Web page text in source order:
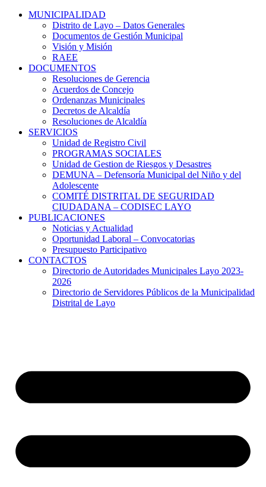
MUNICIPALIDAD
Distrito de Layo – Datos Generales
Documentos de Gestión Municipal
Visión y Misión
RAEE
DOCUMENTOS
Resoluciones de Gerencia
Acuerdos de Concejo
Ordenanzas Municipales
Decretos de Alcaldía
Resoluciones de Alcaldía
SERVICIOS
Unidad de Registro Civil
PROGRAMAS SOCIALES
Unidad de Gestion de Riesgos y Desastres
DEMUNA – Defensoría Municipal del Niño y del
Adolescente
COMITÉ DISTRITAL DE SEGURIDAD
CIUDADANA – CODISEC LAYO
PUBLICACIONES
Noticias y Actualidad
Oportunidad Laboral – Convocatorias
Presupuesto Participativo
CONTACTOS
Directorio de Autoridades Municipales Layo 2023-
2026
Directorio de Servidores Públicos de la Municipalidad
Distrital de Layo